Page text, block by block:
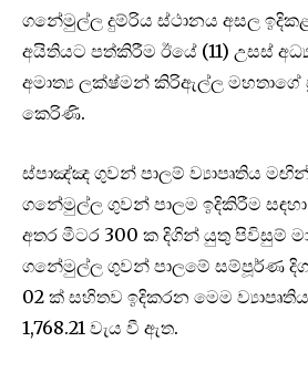
ගනේමුල්ල දුම්රිය ස්ථානය අසල
අයිතියට පත්කිරීම ඊයේ (11) උසස්
අමාත්‍ය ලක්ෂ්මන් කිරිඇල්ල මහතාගේ
කෙරිණි.
ස්පාඤ්ඤ ගුවන් පාලම් ව්‍යාපෘතිය මඟින්
ගනේමුල්ල ගුවන් පාලම ඉදිකිරීම
අතර මීටර 300 ක දිගින් යුතු පිවිසුම්
ගනේමුල්ල ගුවන් පාලමේ සම්පූර්ණ දිග
02 ක් සහිතව ඉදිකරන මෙම
1,768.21 වැය වී ඇත.